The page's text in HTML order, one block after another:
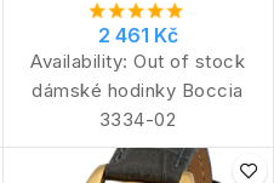
2 461 Kč
Availability: Out of stock
dámské hodinky Boccia
3334-02